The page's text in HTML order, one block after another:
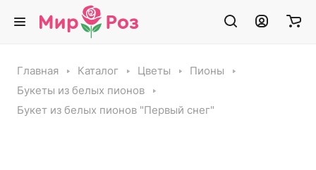
Главная Каталог Цветы
Пионы
Букеты из белых пионов
Букет из белых пионов "Первый снег"